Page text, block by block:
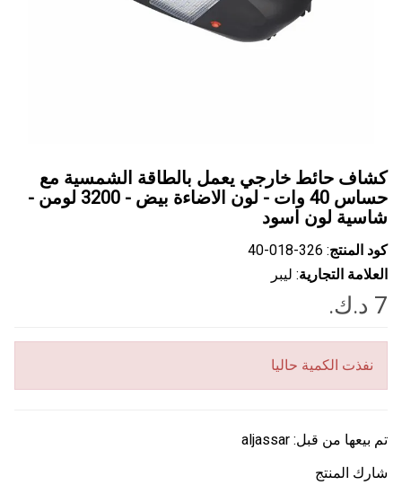
كشاف حائط خارجي يعمل بالطاقة الشمسية مع
حساس 40 وات - لون الاضاءة بيض - 3200 لومن -
شاسية لون اسود
كود المنتج: ‎40-018-326
العلامة التجارية: ليبر
نفذت الكمية حاليا
تم بيعها من قبل: aljassar
شارك المنتج